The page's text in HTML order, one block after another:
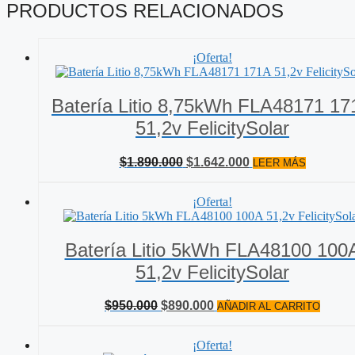
PRODUCTOS RELACIONADOS
¡Oferta!
Batería Litio 8,75kWh FLA48171
51,2v FelicitySolar
$1.890.000 El
era:
$1.890.000.
$1.642.000El
$1.642.000.
LEER MÁS
¡Oferta!
Batería Litio 5kWh FLA48100
51,2v FelicitySolar
$950.000 El
$890.000El
es:
AÑADIR AL CARRITO
¡Oferta!